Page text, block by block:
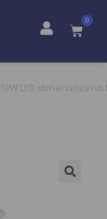
0
10W LED dimeriuojama